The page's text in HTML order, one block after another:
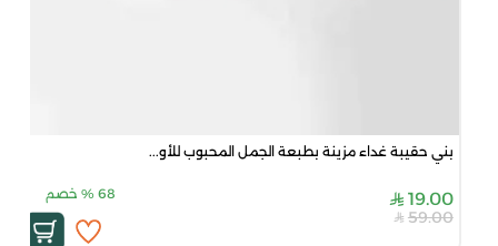
بني حقيبة غداء مزينة بطبعة الجمل المحبوب للأو...
19.00
68
% خصم
59.00